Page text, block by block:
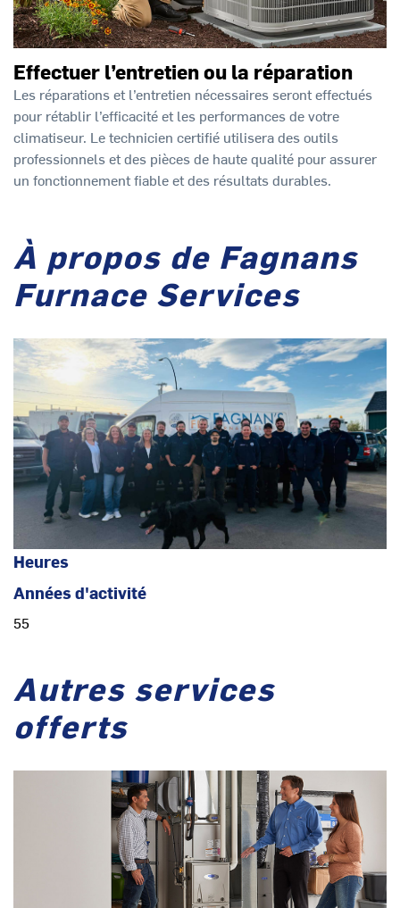
Effectuer l’entretien ou la réparation
Les réparations et l’entretien nécessaires seront effectués
pour rétablir l’efficacité et les performances de votre
climatiseur. Le technicien certifié utilisera des outils
professionnels et des pièces de haute qualité pour assurer
un fonctionnement fiable et des résultats durables.
À propos de Fagnans
Furnace Services
Heures
Années d'activité
55
Autres services
offerts